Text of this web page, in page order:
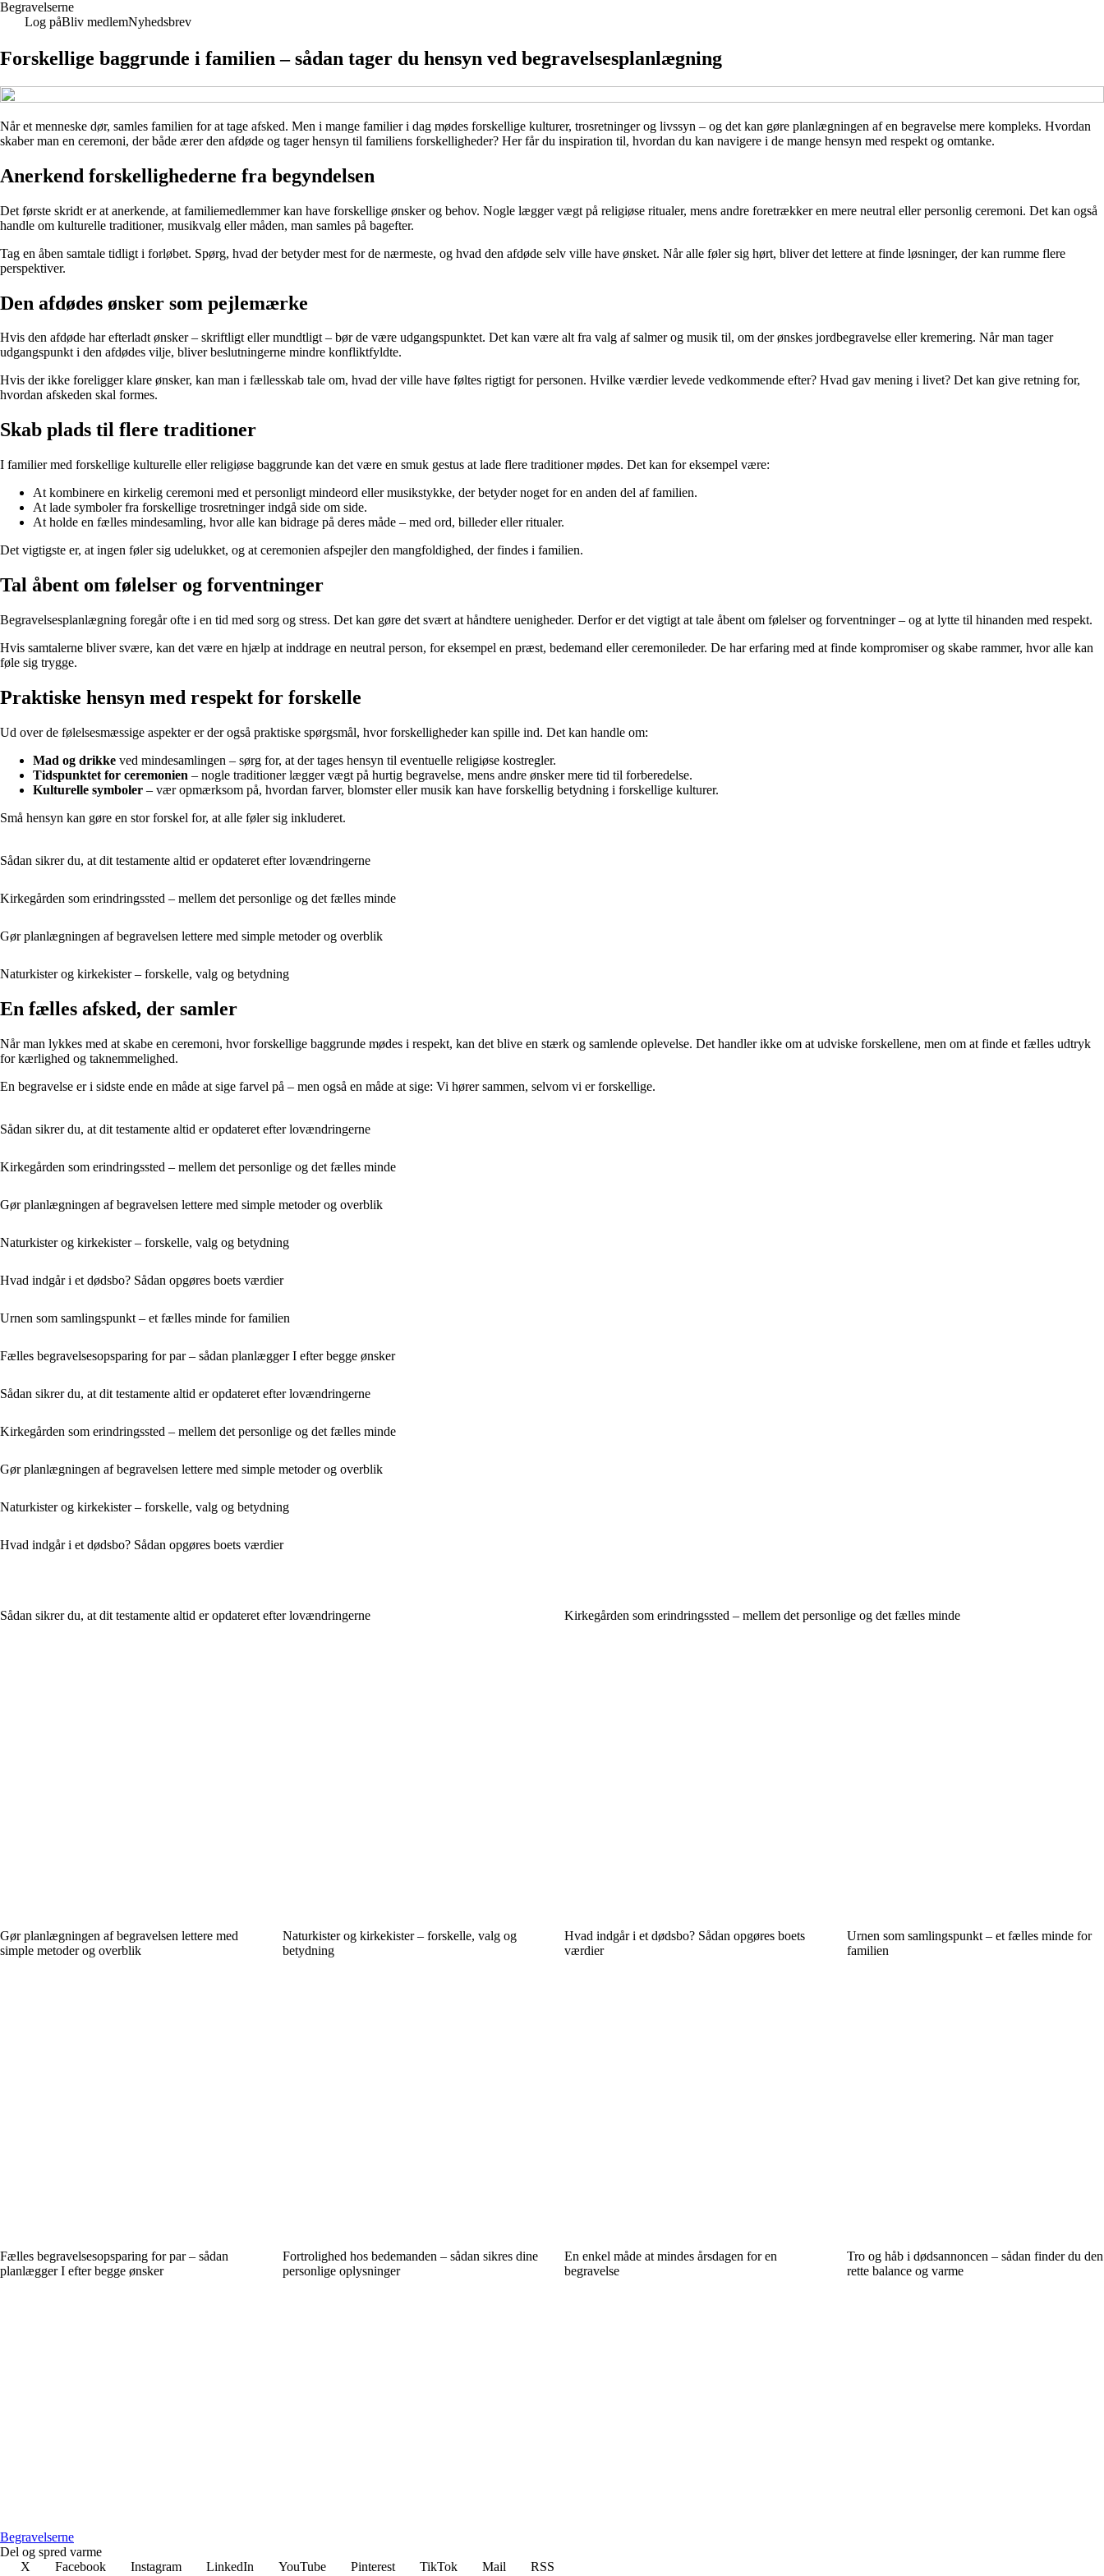
Begravelserne
Log påBliv medlemNyhedsbrev
Forskellige baggrunde i familien – sådan tager du hensyn ved begravelsesplanlægning
Når et menneske dør, samles familien for at tage afsked. Men i mange familier i dag mødes forskellige kulturer, trosretninger og livssyn – og det kan gøre planlægningen af en begravelse mere kompleks. Hvordan
skaber man en ceremoni, der både ærer den afdøde og tager hensyn til familiens forskelligheder? Her får du inspiration til, hvordan du kan navigere i de mange hensyn med respekt og omtanke.
Anerkend forskellighederne fra begyndelsen
Det første skridt er at anerkende, at familiemedlemmer kan have forskellige ønsker og behov. Nogle lægger vægt på religiøse ritualer, mens andre foretrækker en mere neutral eller personlig ceremoni. Det kan også
handle om kulturelle traditioner, musikvalg eller måden, man samles på bagefter.
Tag en åben samtale tidligt i forløbet. Spørg, hvad der betyder mest for de nærmeste, og hvad den afdøde selv ville have ønsket. Når alle føler sig hørt, bliver det lettere at finde løsninger, der kan rumme flere
perspektiver.
Den afdødes ønsker som pejlemærke
Hvis den afdøde har efterladt ønsker – skriftligt eller mundtligt – bør de være udgangspunktet. Det kan være alt fra valg af salmer og musik til, om der ønskes jordbegravelse eller kremering. Når man tager
udgangspunkt i den afdødes vilje, bliver beslutningerne mindre konfliktfyldte.
Hvis der ikke foreligger klare ønsker, kan man i fællesskab tale om, hvad der ville have føltes rigtigt for personen. Hvilke værdier levede vedkommende efter? Hvad gav mening i livet? Det kan give retning for,
hvordan afskeden skal formes.
Skab plads til flere traditioner
I familier med forskellige kulturelle eller religiøse baggrunde kan det være en smuk gestus at lade flere traditioner mødes. Det kan for eksempel være:
At kombinere en kirkelig ceremoni med et personligt mindeord eller musikstykke, der betyder noget for en anden del af familien.
At lade symboler fra forskellige trosretninger indgå side om side.
At holde en fælles mindesamling, hvor alle kan bidrage på deres måde – med ord, billeder eller ritualer.
Det vigtigste er, at ingen føler sig udelukket, og at ceremonien afspejler den mangfoldighed, der findes i familien.
Tal åbent om følelser og forventninger
Begravelsesplanlægning foregår ofte i en tid med sorg og stress. Det kan gøre det svært at håndtere uenigheder. Derfor er det vigtigt at tale åbent om følelser og forventninger – og at lytte til hinanden med respekt.
Hvis samtalerne bliver svære, kan det være en hjælp at inddrage en neutral person, for eksempel en præst, bedemand eller ceremonileder. De har erfaring med at finde kompromiser og skabe rammer, hvor alle kan
føle sig trygge.
Praktiske hensyn med respekt for forskelle
Ud over de følelsesmæssige aspekter er der også praktiske spørgsmål, hvor forskelligheder kan spille ind. Det kan handle om:
Mad og drikke ved mindesamlingen – sørg for, at der tages hensyn til eventuelle religiøse kostregler.
Tidspunktet for ceremonien – nogle traditioner lægger vægt på hurtig begravelse, mens andre ønsker mere tid til forberedelse.
Kulturelle symboler – vær opmærksom på, hvordan farver, blomster eller musik kan have forskellig betydning i forskellige kulturer.
Små hensyn kan gøre en stor forskel for, at alle føler sig inkluderet.
Sådan sikrer du, at dit testamente altid er opdateret efter lovændringerne
Kirkegården som erindringssted – mellem det personlige og det fælles minde
Gør planlægningen af begravelsen lettere med simple metoder og overblik
Naturkister og kirkekister – forskelle, valg og betydning
En fælles afsked, der samler
Når man lykkes med at skabe en ceremoni, hvor forskellige baggrunde mødes i respekt, kan det blive en stærk og samlende oplevelse. Det handler ikke om at udviske forskellene, men om at finde et fælles udtryk
for kærlighed og taknemmelighed.
En begravelse er i sidste ende en måde at sige farvel på – men også en måde at sige: Vi hører sammen, selvom vi er forskellige.
Sådan sikrer du, at dit testamente altid er opdateret efter lovændringerne
Kirkegården som erindringssted – mellem det personlige og det fælles minde
Gør planlægningen af begravelsen lettere med simple metoder og overblik
Naturkister og kirkekister – forskelle, valg og betydning
Hvad indgår i et dødsbo? Sådan opgøres boets værdier
Urnen som samlingspunkt – et fælles minde for familien
Fælles begravelsesopsparing for par – sådan planlægger I efter begge ønsker
Sådan sikrer du, at dit testamente altid er opdateret efter lovændringerne
Kirkegården som erindringssted – mellem det personlige og det fælles minde
Gør planlægningen af begravelsen lettere med simple metoder og overblik
Naturkister og kirkekister – forskelle, valg og betydning
Hvad indgår i et dødsbo? Sådan opgøres boets værdier
Sådan sikrer du, at dit testamente altid er opdateret efter lovændringerne Kirkegården som erindringssted – mellem det personlige og det fælles minde
Gør planlægningen af begravelsen lettere med
simple metoder og overblik
Naturkister og kirkekister – forskelle, valg og
betydning
Hvad indgår i et dødsbo? Sådan opgøres boets
værdier
Urnen som samlingspunkt – et fælles minde for
familien
Fælles begravelsesopsparing for par – sådan
planlægger I efter begge ønsker
Fortrolighed hos bedemanden – sådan sikres dine
personlige oplysninger
En enkel måde at mindes årsdagen for en
begravelse
Tro og håb i dødsannoncen – sådan finder du den
rette balance og varme
Begravelserne
Del og spred varme
X
Facebook Instagram LinkedIn YouTube Pinterest TikTok Mail
RSS